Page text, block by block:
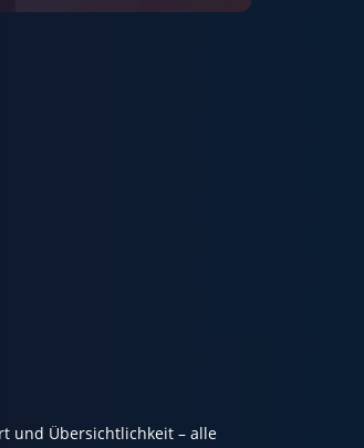
und Übersichtlichkeit – alle